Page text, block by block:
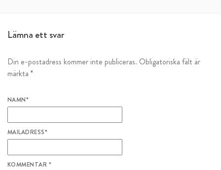
Lämna ett svar
Din e-postadress kommer inte publiceras. Obligatoriska fält är
märkta *
NAMN*
MAILADRESS*
KOMMENTAR *